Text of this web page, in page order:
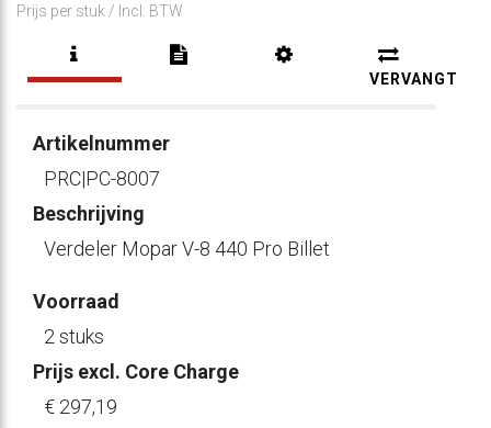
Prijs per stuk / Incl. BTW
VERVANGT
Artikelnummer
PRC|PC-8007
Beschrijving
Verdeler Mopar V-8 440 Pro Billet
Voorraad
2 stuks
Prijs excl. Core Charge
€ 297,19